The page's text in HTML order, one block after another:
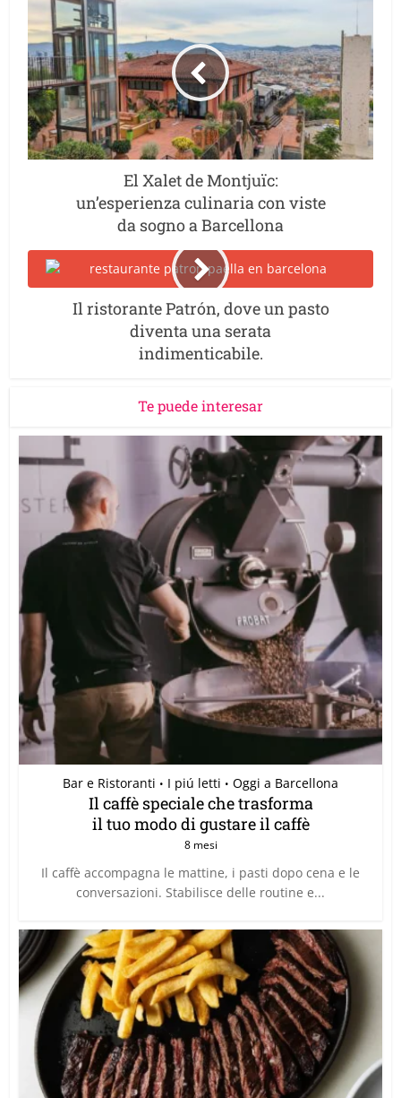
El Xalet de Montjuïc:
un’esperienza culinaria con viste
da sogno a Barcellona
Il ristorante Patrón, dove un pasto
diventa una serata
indimenticabile.
Te puede interesar
Bar e Ristoranti • I piú letti • Oggi a Barcellona
Il caffè speciale che trasforma
il tuo modo di gustare il caffè
8 mesi
Il caffè accompagna le mattine, i pasti dopo cena e le
conversazioni. Stabilisce delle routine e...